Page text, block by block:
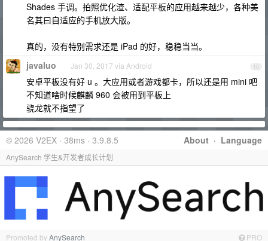
Shades 手调。拍照优化渣、适配平板的应用越来越少，各种美
名其曰自适应的手机放大版。
真的，没有特别需求还是 iPad 的好，稳稳当当。
10
javaluo Jan 30, 2017 via Android
安卓平板没有好 u 。大应用或者游戏都卡，所以还是用 mini 吧
不知道啥时候麒麟 960 会被用到平板上
骁龙就不指望了
About · Language
© 2026 V2EX · 38ms · 3.9.8.5
AnySearch 学生&开发者成长计划
Promoted byAnySearch PRO